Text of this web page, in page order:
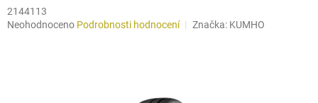
2144113
Průměrné
Neohodnoceno Podrobnosti hodnocení Značka: KUMHO